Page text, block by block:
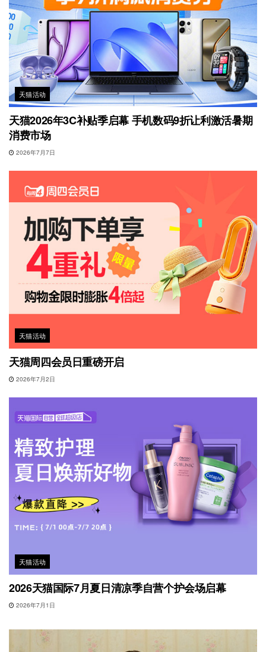
天猫活动
天猫2026年3C补贴季启幕 手机数码9折让利激活暑期
消费市场
2026年7月7日
天猫活动
天猫周四会员日重磅开启
2026年7月2日
天猫活动
2026天猫国际7月夏日清凉季自营个护会场启幕
2026年7月1日